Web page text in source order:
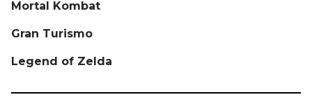
Mortal Kombat
Gran Turismo
Legend of Zelda